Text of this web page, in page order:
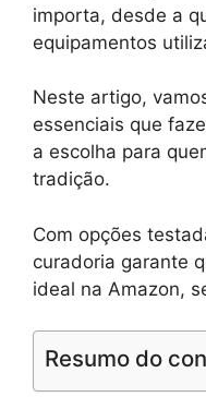
importa, desde a
equipamentos
Neste artigo,
essenciais que
a escolha para
tradição.
Com opções
curadoria garante
ideal na Amazon,
Resumo do